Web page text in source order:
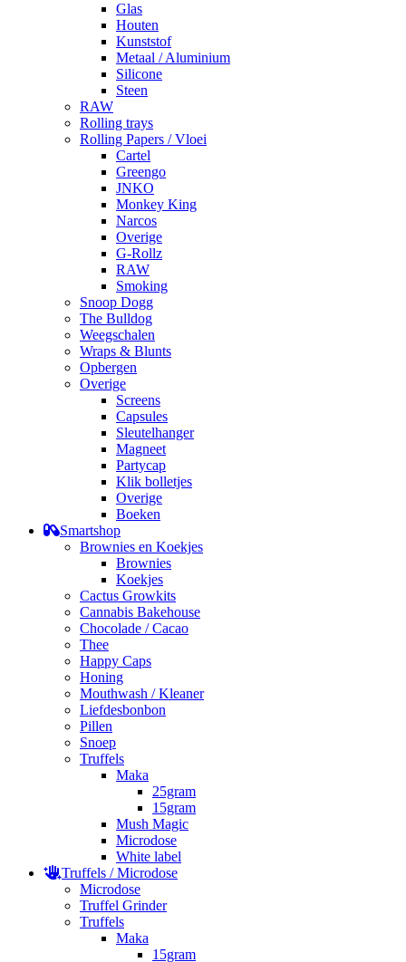
Glas
Houten
Kunststof
Metaal / Aluminium
Silicone
Steen
RAW
Rolling trays
Rolling Papers / Vloei
Cartel
Greengo
JNKO
Monkey King
Narcos
Overige
G-Rollz
RAW
Smoking
Snoop Dogg
The Bulldog
Weegschalen
Wraps & Blunts
Opbergen
Overige
Screens
Capsules
Sleutelhanger
Magneet
Partycap
Klik bolletjes
Overige
Boeken
Smartshop
Brownies en Koekjes
Brownies
Koekjes
Cactus Growkits
Cannabis Bakehouse
Chocolade / Cacao
Thee
Happy Caps
Honing
Mouthwash / Kleaner
Liefdesbonbon
Pillen
Snoep
Truffels
Maka
25gram
15gram
Mush Magic
Microdose
White label
Truffels / Microdose
Microdose
Truffel Grinder
Truffels
Maka
15gram